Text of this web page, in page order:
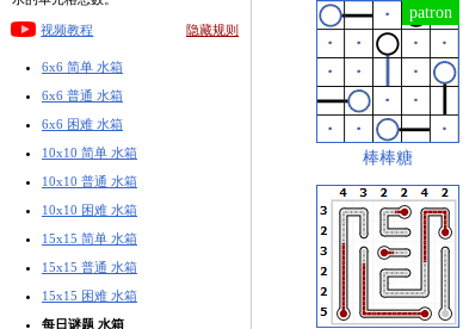
视频教程 隐藏规则
6x6 简单 水箱
6x6 普通 水箱
6x6 困难 水箱
10x10 简单 水箱
10x10 普通 水箱
10x10 困难 水箱
15x15 简单 水箱
15x15 普通 水箱
15x15 困难 水箱
每日谜题 水箱
棒棒糖